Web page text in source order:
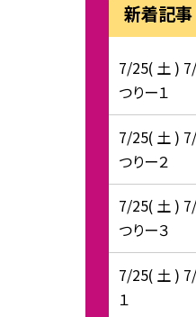
新着記事
7/25( 土 )
つりー１
7/25( 土 )
つりー２
7/25( 土 )
つりー３
7/25( 土 )
１